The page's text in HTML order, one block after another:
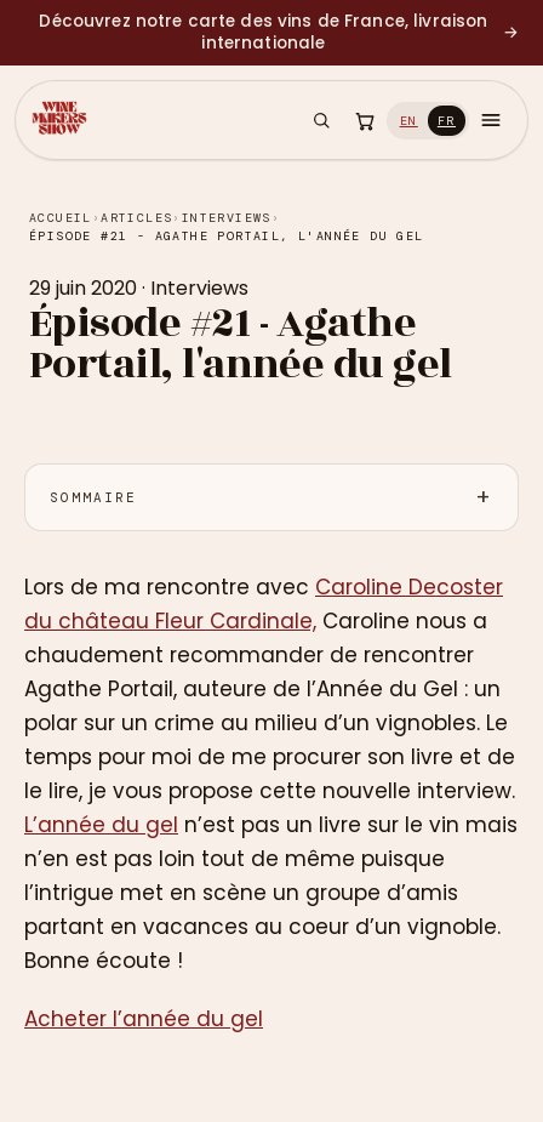
Découvrez notre carte des vins de France, livraison
internationale
→
EN FR
ACCUEIL ›ARTICLES › INTERVIEWS ›
ÉPISODE #21 - AGATHE PORTAIL, L'ANNÉE DU GEL
29 juin 2020· Interviews
Épisode #21 - Agathe
Portail, l'année du gel
SOMMAIRE
Lors de ma rencontre avec Caroline Decoster
du château Fleur Cardinale, Caroline nous a
chaudement recommander de rencontrer
Agathe Portail, auteure de l’Année du Gel : un
polar sur un crime au milieu d’un vignobles. Le
temps pour moi de me procurer son livre et de
le lire, je vous propose cette nouvelle interview.
L’année du gel n’est pas un livre sur le vin mais
n’en est pas loin tout de même puisque
l’intrigue met en scène un groupe d’amis
partant en vacances au coeur d’un vignoble.
Bonne écoute !
Acheter l’année du gel